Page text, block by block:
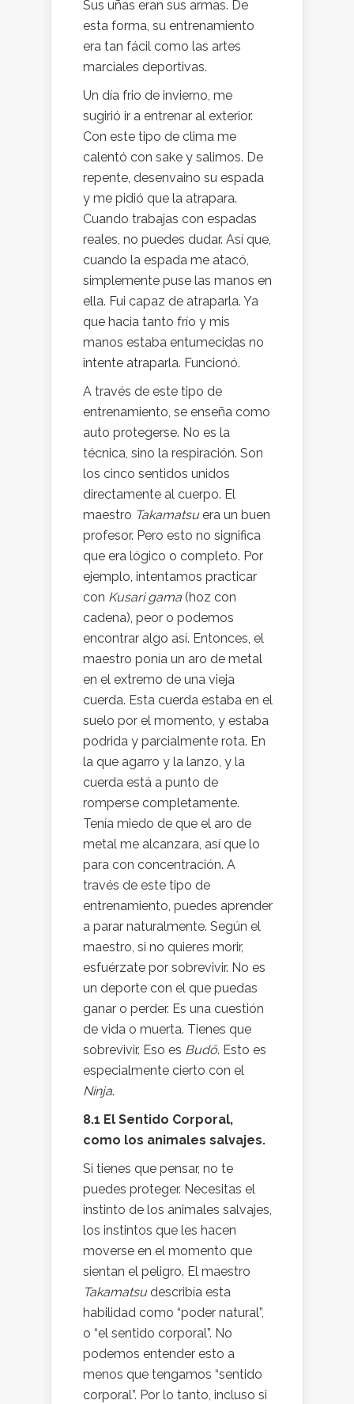
Sus uñas eran sus armas. De
esta forma, su entrenamiento
era tan fácil como las artes
marciales deportivas.
Un día frio de invierno, me
sugirió ir a entrenar al exterior.
Con este tipo de clima me
calentó con sake y salimos. De
repente, desenvaino su espada
y me pidió que la atrapara.
Cuando trabajas con espadas
reales, no puedes dudar. Así que,
cuando la espada me atacó,
simplemente puse las manos en
ella. Fui capaz de atraparla. Ya
que hacia tanto frío y mis
manos estaba entumecidas no
intente atraparla. Funcionó.
A través de este tipo de
entrenamiento, se enseña como
auto protegerse. No es la
técnica, sino la respiración. Son
los cinco sentidos unidos
directamente al cuerpo. El
maestro Takamatsuera un buen
profesor. Pero esto no significa
que era lógico o completo. Por
ejemplo, intentamos practicar
con Kusari gama (hoz con
cadena), peor o podemos
encontrar algo así. Entonces, el
maestro ponía un aro de metal
en el extremo de una vieja
cuerda. Esta cuerda estaba en el
suelo por el momento, y estaba
podrida y parcialmente rota. En
la que agarro y la lanzo, y la
cuerda está a punto de
romperse completamente.
Tenía miedo de que el aro de
metal me alcanzara, así que lo
para con concentración. A
través de este tipo de
entrenamiento, puedes aprender
a parar naturalmente. Según el
maestro, si no quieres morir,
esfuérzate por sobrevivir. No es
un deporte con el que puedas
ganar o perder. Es una cuestión
de vida o muerta. Tienes que
sobrevivir. Eso es Budō. Esto es
especialmente cierto con el
Ninja.
8.1 El Sentido Corporal,
como los animales salvajes.
Si tienes que pensar, no te
puedes proteger. Necesitas el
instinto de los animales salvajes,
los instintos que les hacen
moverse en el momento que
sientan el peligro. El maestro
Takamatsudescribía esta
habilidad como “poder natural”,
o “el sentido corporal”. No
podemos entender esto a
menos que tengamos “sentido
corporal”. Por lo tanto, incluso si